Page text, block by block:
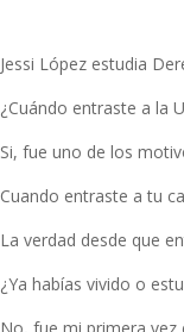
Jessi López estudia
¿Cuándo entraste a la
Si, fue uno de los
Cuando entraste a tu
La verdad desde que
¿Ya habías vivido o